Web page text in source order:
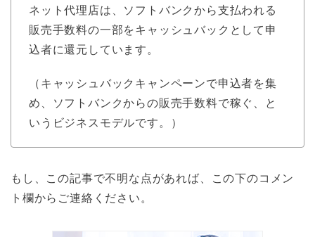
ネット代理店は、ソフトバンクから支払われる
販売手数料の一部をキャッシュバックとして申
込者に還元しています。
（キャッシュバックキャンペーンで申込者を集
め、ソフトバンクからの販売手数料で稼ぐ、と
いうビジネスモデルです。）
もし、この記事で不明な点があれば、この下のコメン
ト欄からご連絡ください。